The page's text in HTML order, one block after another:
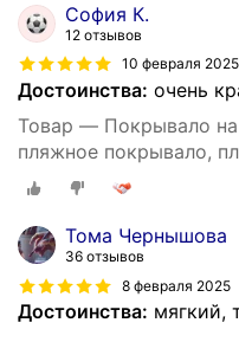
София К.
12 отзывов
10 февраля 2025
Достоинства: очень
Товар — Покрывало на
пляжное покрывало,
современное
цвета Моранди, размер
Тома Чернышова
36 отзывов
8 февраля 2025
Достоинства: мягкий,